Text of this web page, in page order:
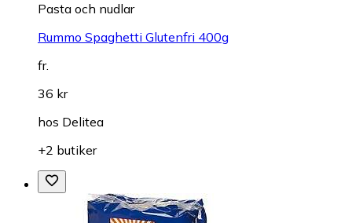
Pasta och nudlar
Rummo Spaghetti Glutenfri 400g
fr.
36 kr
hos Delitea
+2 butiker